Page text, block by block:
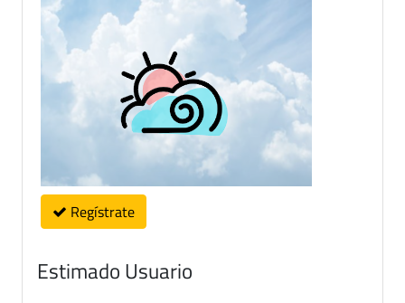
Regístrate
Estimado Usuario